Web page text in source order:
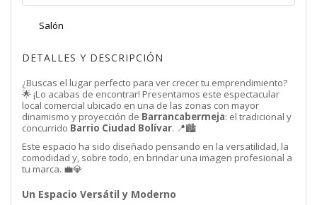
Salón
DETALLES Y DESCRIPCIÓN
¿Buscas el lugar perfecto para ver crecer tu emprendimiento?
🌟 ¡Lo acabas de encontrar! Presentamos este espectacular
local comercial ubicado en una de las zonas con mayor
dinamismo y proyección de Barrancabermeja: el tradicional y
concurrido Barrio Ciudad Bolívar. 📍🏙️
Este espacio ha sido diseñado pensando en la versatilidad, la
comodidad y, sobre todo, en brindar una imagen profesional a
tu marca. 💼💎
Un Espacio Versátil y Moderno